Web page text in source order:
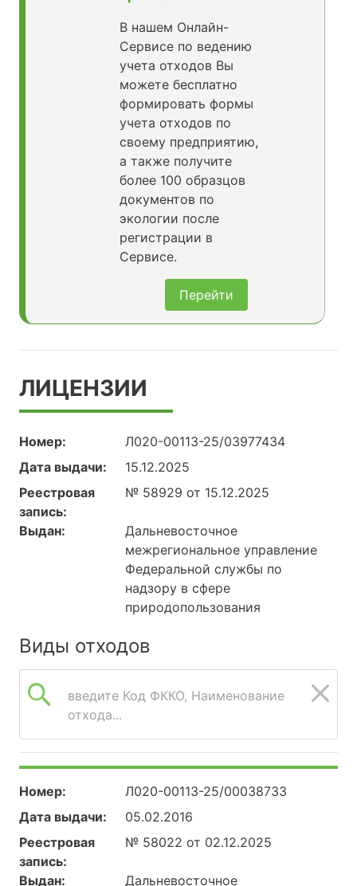
В нашем Онлайн-
Сервисе по ведению
учета отходов Вы
можете бесплатно
формировать формы
учета отходов по
своему предприятию,
а также получите
более 100 образцов
документов по
экологии после
регистрации в
Сервисе.
Перейти
ЛИЦЕНЗИИ
Номер:
Л020-00113-25/03977434
Дата выдачи:
15.12.2025
Реестровая
запись:
№ 58929 от 15.12.2025
Выдан:
Дальневосточное
межрегиональное управление
Федеральной службы по
надзору в сфере
природопользования
Виды отходов
введите Код ФККО, Наименование
отхода...
Номер:
Л020-00113-25/00038733
Дата выдачи:
05.02.2016
Реестровая
запись:
№ 58022 от 02.12.2025
Выдан: Дальневосточное